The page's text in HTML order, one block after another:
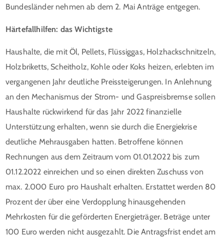
Bundesländer nehmen ab dem 2. Mai Anträge entgegen.
Härtefallhilfen: das Wichtigste
Haushalte, die mit Öl, Pellets, Flüssiggas, Holzhackschnitzeln,
Holzbriketts, Scheitholz, Kohle oder Koks heizen, erlebten im
vergangenen Jahr deutliche Preissteigerungen. In Anlehnung
an den Mechanismus der Strom- und Gaspreisbremse sollen
Haushalte rückwirkend für das Jahr 2022 finanzielle
Unterstützung erhalten, wenn sie durch die Energiekrise
deutliche Mehrausgaben hatten. Betroffene können
Rechnungen aus dem Zeitraum vom 01.01.2022 bis zum
01.12.2022 einreichen und so einen direkten Zuschuss von
max. 2.000 Euro pro Haushalt erhalten. Erstattet werden 80
Prozent der über eine Verdopplung hinausgehenden
Mehrkosten für die geförderten Energieträger. Beträge unter
100 Euro werden nicht ausgezahlt. Die Antragsfrist endet am